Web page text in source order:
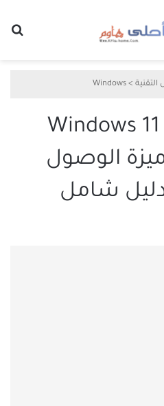
التقنية >
Windows
التحكم في Windows 11
الوصول
شامل